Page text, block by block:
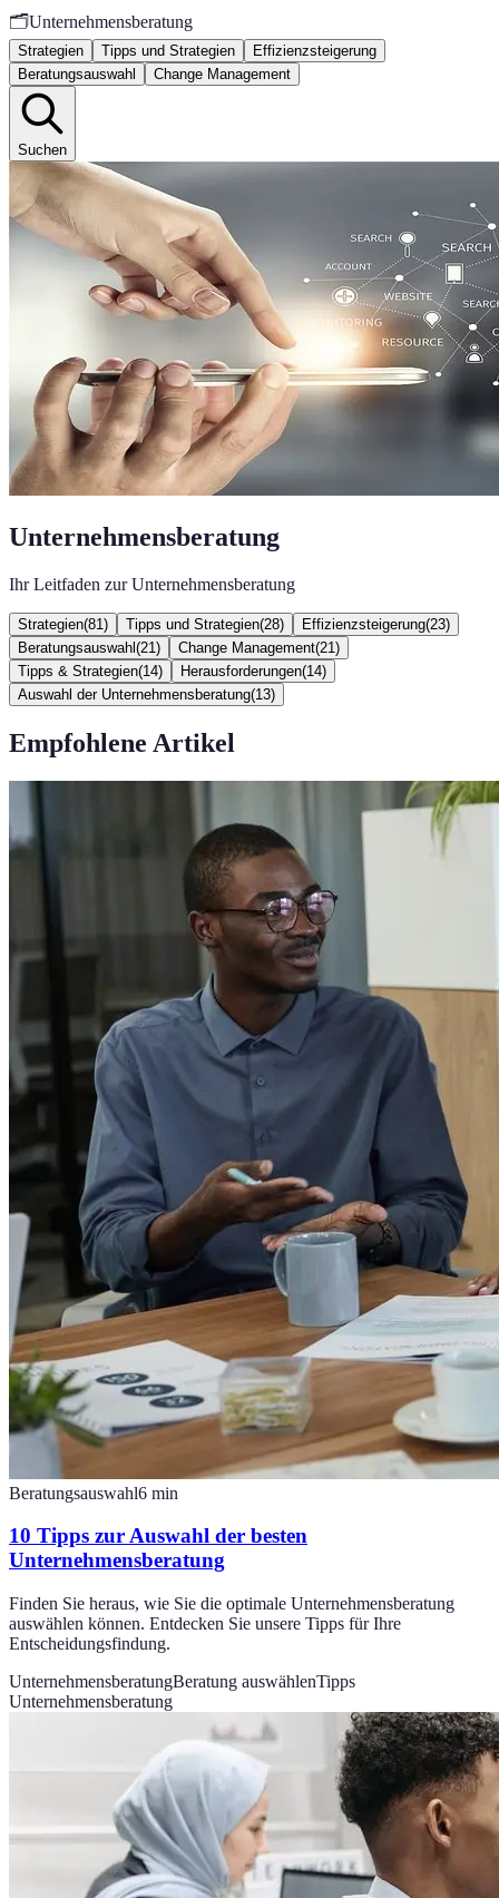
🗂️Unternehmensberatung
Strategien Tipps und Strategien
Effizienzsteigerung
Beratungsauswahl
Change Management
Suchen
Unternehmensberatung
Ihr Leitfaden zur Unternehmensberatung
Strategien(81 ) Tipps und Strategien(28) Effizienzsteigerung(23)
Beratungsauswahl (21 ) Change Management(21 )
Tipps & Strategien(14) Herausforderungen(14)
Auswahl der Unternehmensberatung(13)
Empfohlene Artikel
Beratungsauswahl6 min
10 Tipps zur Auswahl der besten
Unternehmensberatung
Finden Sie heraus, wie Sie die optimale Unternehmensberatung
auswählen können. Entdecken Sie unsere Tipps für Ihre
Entscheidungsfindung.
UnternehmensberatungBeratung auswählenTipps
Unternehmensberatung